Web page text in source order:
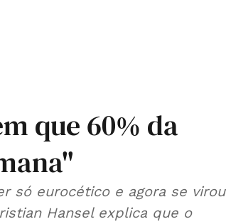
que 60% da
só eurocético e agora se virou
Hansel explica que o